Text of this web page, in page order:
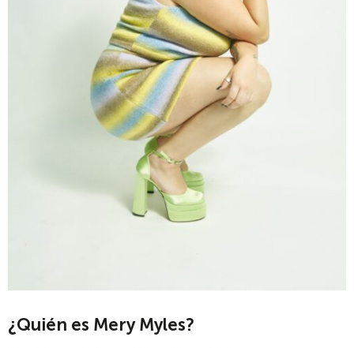
¿Quién es Mery Myles?